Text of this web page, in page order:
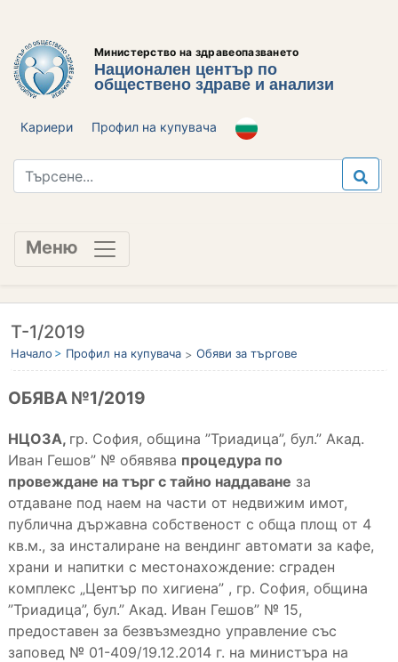
Министерство на здравеопазването
Национален център по
обществено здраве и анализи
Кариери Профил на купувача
Меню
Т-1/2019
Начало Профил на купувача Обяви за търгове
ОБЯВА №1/2019
НЦОЗА, гр. София, община ”Триадица”, бул.” Акад.
Иван Гешов” № обявява процедура по
провеждане на търг с тайно наддаване за
отдаване под наем на части от недвижим имот,
публична държавна собственост с обща площ от 4
кв.м., за инсталиране на вендинг автомати за кафе,
храни и напитки с местонахождение: сграден
комплекс „Център по хигиена” , гр. София, община
”Триадица”, бул.” Акад. Иван Гешов” № 15,
предоставен за безвъзмездно управление със
заповед № 01-409/19.12.2014 г. на министъра на